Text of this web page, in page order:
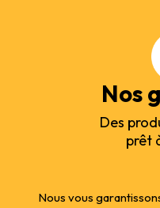
Nos
Des
prêt
Nous vous